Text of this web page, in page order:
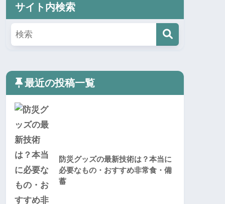
サイト内検索
最近の投稿一覧
防災グッズの最新技術は？本当に
必要なもの・おすすめ非常食・備
蓄